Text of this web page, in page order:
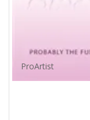
ProArtist